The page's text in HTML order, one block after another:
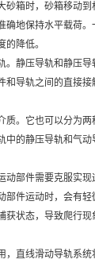
砂箱时，砂箱移动到
确地保持水平载荷。
降低。
。静压导轨和静压导
和导轨之间的直接接
质。它也可以分为两
的静压导轨和气动
动部件需要克服实现
部件运动时，会有轻
状态，导致爬行
，直线滑动导轨系